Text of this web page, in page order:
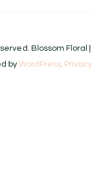
Blossom Floral |
by WordPress. Privacy